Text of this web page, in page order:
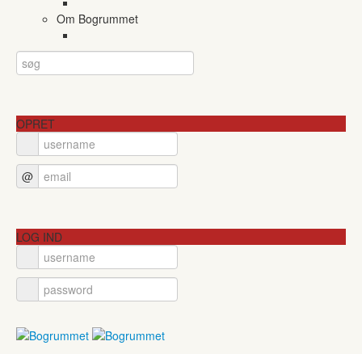
Om Bogrummet
OPRET
@
LOG IND